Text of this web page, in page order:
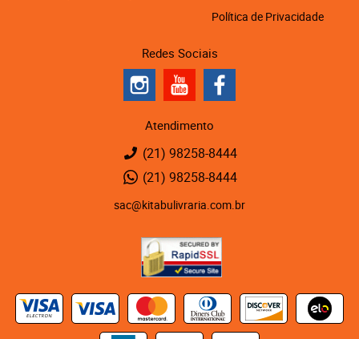
Política de Privacidade
Redes Sociais
Atendimento
(21) 98258-8444
(21) 98258-8444
sac@kitabulivraria.com.br